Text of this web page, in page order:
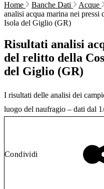
Home Banche Dati Acque
analisi acqua marina nei
Isola del Giglio (GR)
Risultati analisi
del relitto della
del Giglio (GR)
I risultati delle analisi dei
luogo del naufragio – dati dal
Condividi